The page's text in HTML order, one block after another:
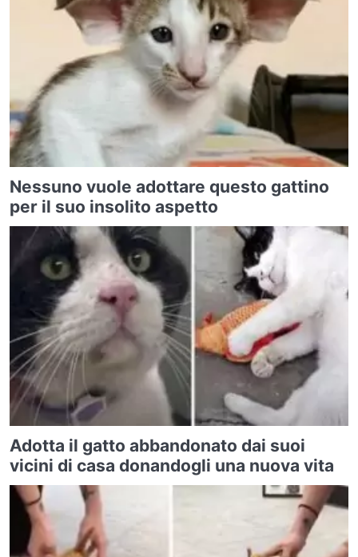
Nessuno vuole adottare questo gattino
per il suo insolito aspetto
Adotta il gatto abbandonato dai suoi
vicini di casa donandogli una nuova vita